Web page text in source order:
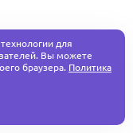
для
Вы можете
браузера. Политика